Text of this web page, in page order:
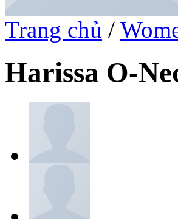
Trang chủ /
Harissa O-